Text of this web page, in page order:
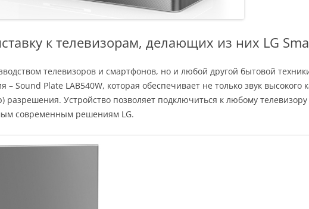
к телевизорам, делающих из них LG
телевизоров и смартфонов, но и любой другой бытовой
– Sound Plate LAB540W, которая обеспечивает не только звук
разрешения. Устройство позволяет подключиться к любому
современным решениям LG.